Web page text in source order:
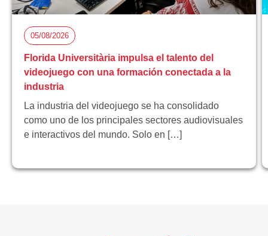
05/08/2026
Florida Universitària impulsa el talento del
videojuego con una formación conectada a la
industria
La industria del videojuego se ha consolidado
como uno de los principales sectores audiovisuales
e interactivos del mundo. Solo en […]